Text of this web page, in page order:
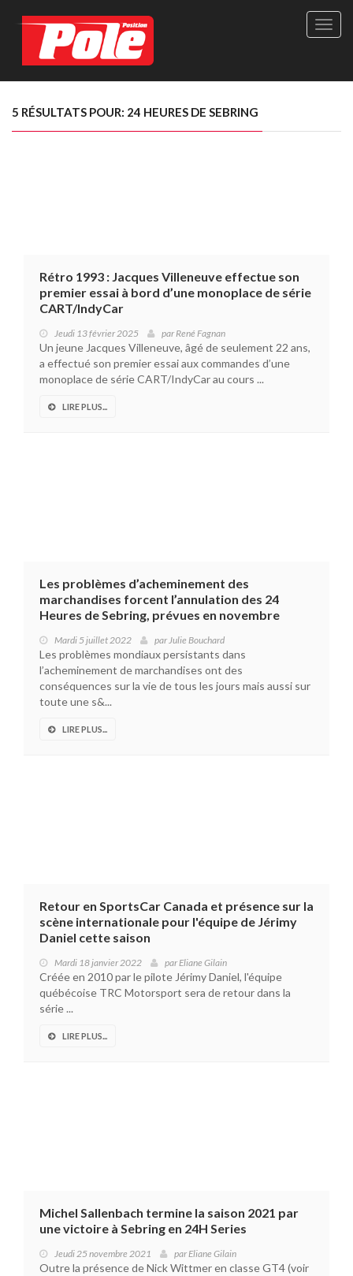
Site
Le
5 RÉSULTATS POUR: 24 HEURES DE SEBRING
Rétro 1993 : Jacques Villeneuve effectue son
premier essai à bord d’une monoplace de série
CART/IndyCar
Jeudi 13 février 2025 parRené Fagnan
Un jeune Jacques Villeneuve, âgé de seulement 22 ans,
a effectué son premier essai aux commandes d’une
monoplace de série CART/IndyCar au cours ...
LIRE PLUS...
Les problèmes d’acheminement des
marchandises forcent l’annulation des 24
Heures de Sebring, prévues en novembre
Mardi 5 juillet 2022 parJulie Bouchard
Les problèmes mondiaux persistants dans
l’acheminement de marchandises ont des
conséquences sur la vie de tous les jours mais aussi sur
toute une s&...
LIRE PLUS...
Retour en SportsCar Canada et présence sur la
scène internationale pour l'équipe de Jérimy
Daniel cette saison
Mardi 18 janvier 2022 parEliane Gilain
Créée en 2010 par le pilote Jérimy Daniel, l'équipe
québécoise TRC Motorsport sera de retour dans la
série ...
LIRE PLUS...
Michel Sallenbach termine la saison 2021 par
une victoire à Sebring en 24H Series
Jeudi 25 novembre 2021 parEliane Gilain
Outre la présence de Nick Wittmer en classe GT4 (voir